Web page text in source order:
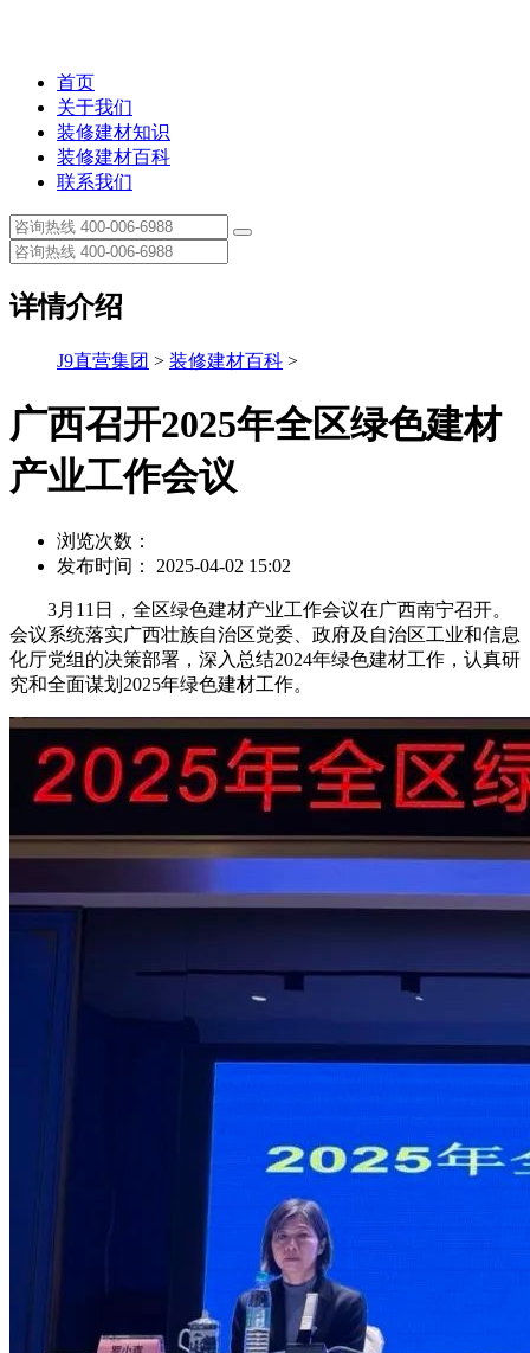
首页
关于我们
装修建材知识
装修建材百科
联系我们
详情介绍
J9直营集团 > 装修建材百科 >
广西召开2025年全区绿色建材
产业工作会议
浏览次数：
发布时间： 2025-04-02 15:02
3月11日，全区绿色建材产业工作会议在广西南宁召开。
会议系统落实广西壮族自治区党委、政府及自治区工业和信息
化厅党组的决策部署，深入总结2024年绿色建材工作，认真研
究和全面谋划2025年绿色建材工作。